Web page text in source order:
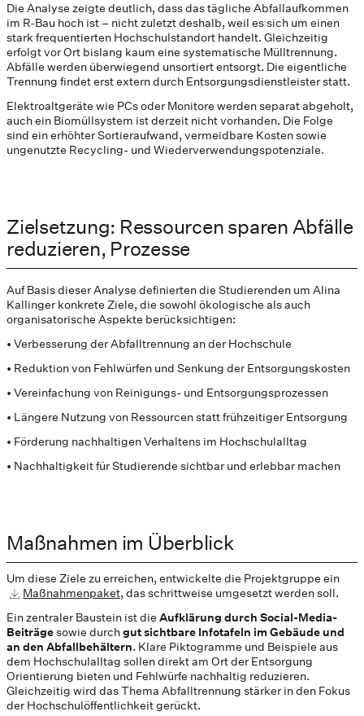
Die Analyse zeigte deutlich, dass das tägliche Abfallaufkommen
im R-Bau hoch ist – nicht zuletzt deshalb, weil es sich um einen
stark frequentierten Hochschulstandort handelt. Gleichzeitig
erfolgt vor Ort bislang kaum eine systematische Mülltrennung.
Abfälle werden überwiegend unsortiert entsorgt. Die eigentliche
Trennung findet erst extern durch Entsorgungsdienstleister statt.
Elektroaltgeräte wie PCs oder Monitore werden separat abgeholt,
auch ein Biomüllsystem ist derzeit nicht vorhanden. Die Folge
sind ein erhöhter Sortieraufwand, vermeidbare Kosten sowie
ungenutzte Recycling- und Wiederverwendungspotenziale.
Zielsetzung: Ressourcen sparen Abfälle
reduzieren, Prozesse
Auf Basis dieser Analyse definierten die Studierenden um Alina
Kallinger konkrete Ziele, die sowohl ökologische als auch
organisatorische Aspekte berücksichtigen:
• Verbesserung der Abfalltrennung an der Hochschule
• Reduktion von Fehlwürfen und Senkung der Entsorgungskosten
• Vereinfachung von Reinigungs- und Entsorgungsprozessen
• Längere Nutzung von Ressourcen statt frühzeitiger Entsorgung
• Förderung nachhaltigen Verhaltens im Hochschulalltag
• Nachhaltigkeit für Studierende sichtbar und erlebbar machen
Maßnahmen im Überblick
Um diese Ziele zu erreichen, entwickelte die Projektgruppe ein
Maßnahmenpaket, das schrittweise umgesetzt werden soll.
Ein zentraler Baustein ist die Aufklärung durch Social-Media-
Beiträgesowie durchgut sichtbare Infotafeln im Gebäude und
an den Abfallbehältern. Klare Piktogramme und Beispiele aus
dem Hochschulalltag sollen direkt am Ort der Entsorgung
Orientierung bieten und Fehlwürfe nachhaltig reduzieren.
Gleichzeitig wird das Thema Abfalltrennung stärker in den Fokus
der Hochschulöffentlichkeit gerückt.